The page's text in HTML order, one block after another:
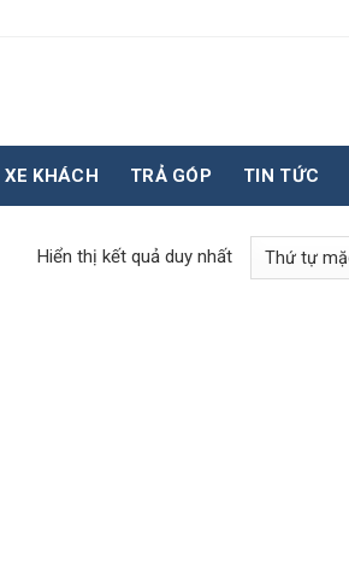
XE KHÁCH TRẢ GÓP TIN TỨC
Hiển thị kết quả duy nhất